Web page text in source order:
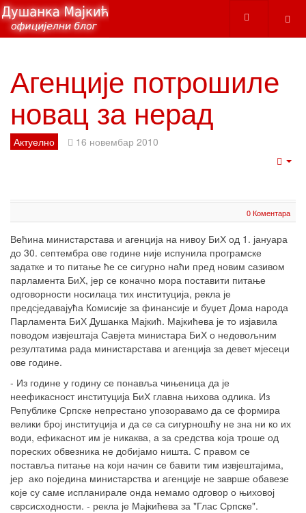
Агенције потрошиле
новац за нерад
Актуелно 16 новембар 2010
0 Коментара
Већина министарстава и агенција на нивоу БиХ од 1. јануара
до 30. септембра ове године није испунила програмске
задатке и то питање ће се сигурно наћи пред новим сазивом
парламента БиХ, јер се коначно мора поставити питање
одговорности носилаца тих институција, рекла је
предсједавајућа Комисије за финансије и буџет Дома народа
Парламента БиХ Душанка Мајкић. Мајкићева је то изјавила
поводом извјештаја Савјета министара БиХ о недовољним
резултатима рада министарстава и агенција за девет мјесеци
ове године.
- Из године у годину се понавља чињеница да је
неефикасност институција БиХ главна њихова одлика. Из
Републике Српске непрестано упозоравамо да се формира
велики број институција и да се са сигурношћу не зна ни ко их
води, ефикаснот им је никаква, а за средства која троше од
пореских обвезника не добијамо ништа. С правом се
поставља питање на који начин се бавити тим извјештајима,
јер ако поједина министарства и агенције не заврше обавезе
које су саме испланирале онда немамо одговор о њиховој
сврсисходности. - рекла је Мајкићева за "Глас Српске".